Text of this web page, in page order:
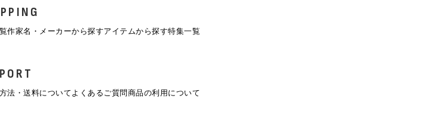
作家名・メーカーから探すアイテムから探す特集一覧
法・送料についてよくあるご質問商品の利用について